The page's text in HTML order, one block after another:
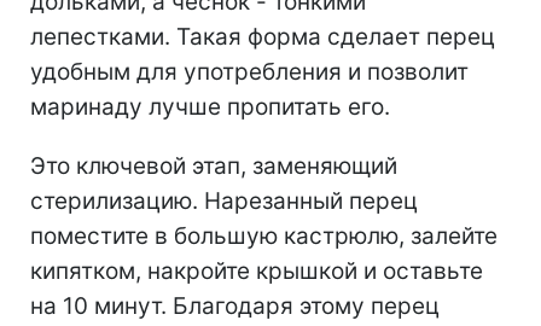
лепестками. Такая форма сделает перец
удобным для употребления и позволит
маринаду лучше пропитать его.
Это ключевой этап, заменяющий
стерилизацию. Нарезанный перец
поместите в большую кастрюлю, залейте
кипятком, накройте крышкой и оставьте
на 10 минут. Благодаря этому перец